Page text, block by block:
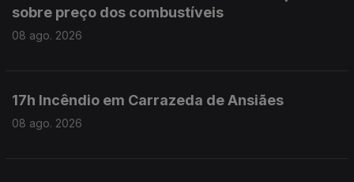
sobre preço dos combustíveis
08 ago. 2026
17h Incêndio em Carrazeda de Ansiães
08 ago. 2026